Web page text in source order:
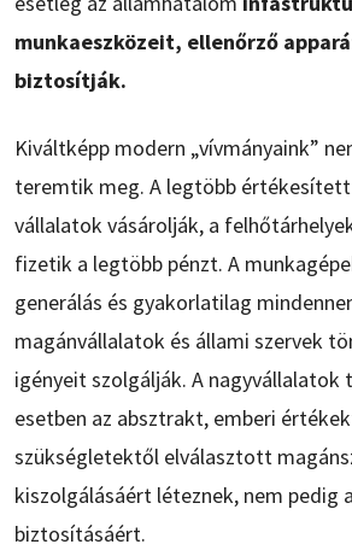
munkaeszközeit, ellenőrző
biztosítják.
Kiváltképp modern „vívmányaink”
teremtik meg. A legtöbb
vállalatok vásárolják, a
fizetik a legtöbb pénzt. A
generálás és gyakorlatilag
magánvállalatok és állami szervek
igényeit szolgálják. A nagyvállalatok
esetben az absztrakt, emberi
szükségletektől elválasztott
kiszolgálásáért léteznek, nem pedig
biztosításáért.